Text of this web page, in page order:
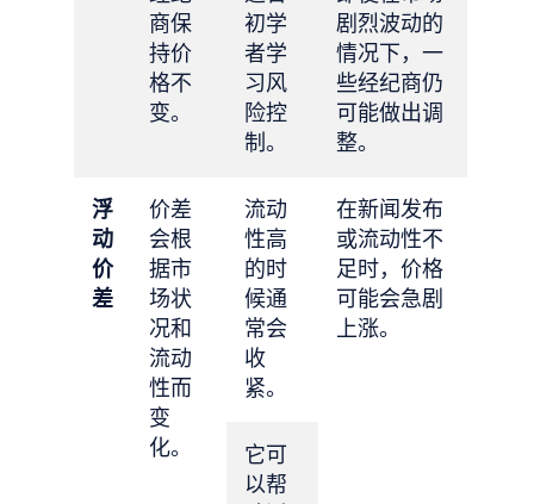
商保
持价
格不
变。
初学
者学
习风
险控
制。
剧烈波动的
情况下，一
些经纪商仍
可能做出调
整。
浮
动
价
差
价差
会根
据市
场状
况和
流动
性而
变
化。
流动
性高
的时
候通
常会
收
紧。
在新闻发布
或流动性不
足时，价格
可能会急剧
上涨。
它可
以帮